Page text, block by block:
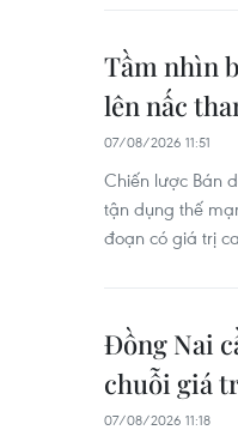
Tầm nhìn
lên nấc
07/08/2026 11:51
Chiến lược Bán
tận dụng thế
đoạn có giá trị
Đồng Nai
chuỗi giá
07/08/2026 11:18